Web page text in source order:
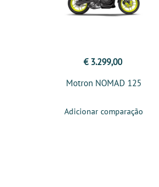
€ 3.299,00
Motron NOMAD 125
Adicionar comparação